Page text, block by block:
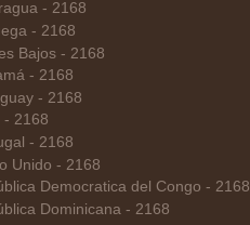
- 2168
- 2168
Bajos - 2168
- 2168
- 2168
- 2168
- 2168
Unido - 2168
Democratica del Congo - 2168
Dominicana - 2168